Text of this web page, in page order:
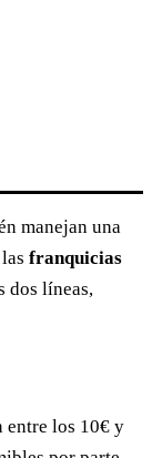
manejan una
franquicias
dos líneas,
entre los 10€ y